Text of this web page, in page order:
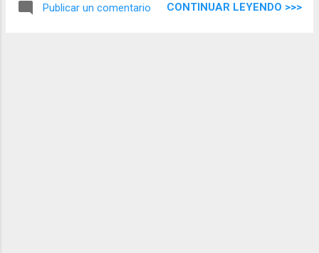
Publicar un comentario CONTINUAR LEYENDO >>>